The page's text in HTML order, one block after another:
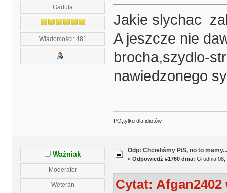
Gaduła
Wiadomości: 481
Jakie slychac
A jeszcze nie
brocha,szydlo-
nawiedzonego
PO,tylko dla idiotów.
Ważniak
Moderator
Weteran
Odp: Chcieliśmy PiS, no to
« Odpowiedź #1760 dnia: Grudnia 08,
Cytat: Afgan2402